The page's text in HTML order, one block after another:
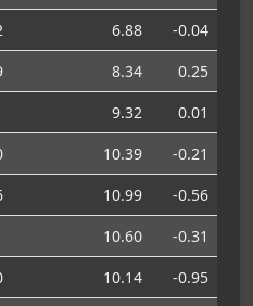
6.88
-0.04
8.34
0.25
9.32
0.01
10.39
-0.21
10.99
-0.56
10.60
-0.31
10.14
-0.95